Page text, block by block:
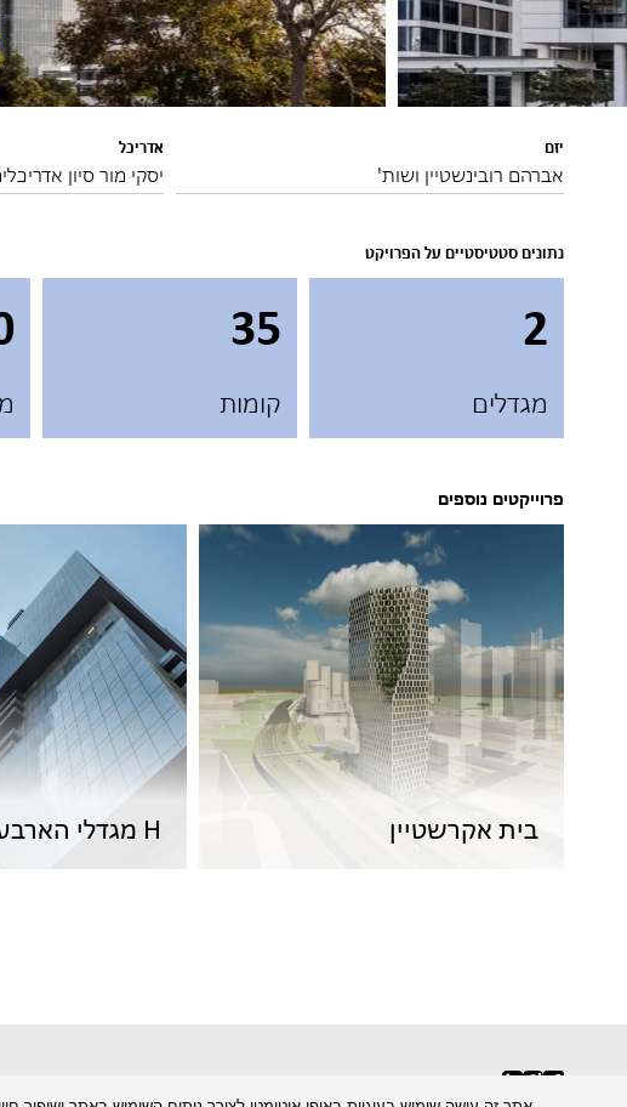
יזם
אברהם רובינשטיין ושות'
אדריכל
יסקי מור סיון
נתונים סטטיסטיים על הפרויקט
2
מגדלים
35
קומות
פרוייקטים נוספים
בית אקרשטיין H מגדלי הארבעה